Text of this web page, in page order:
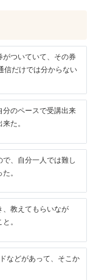
がついていて、その券
信だけでは分からない
分のペースで受講出来
た。
、自分一人では難し
。
、教えてもらいなが
。
などがあって、そこか